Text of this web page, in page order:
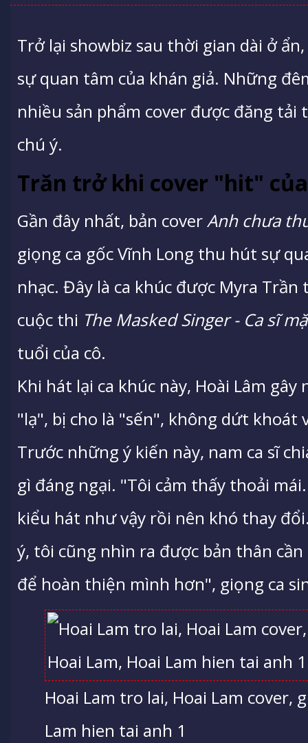
Trở lại showbiz sau thời gian dài ở
sự quan tâm của khán giả. Những
nhiều sản phẩm cover được đăng
chú ý.
Trăn trở khi cover "hit"
Gần đây nhất, bản coverAnh chưa
giọng ca gốc Vĩnh Long thu hút sự
nhạc. Đây là ca khúc được Myra
cuộc thi The Masked Singer - Ca sĩ
tuổi của cô.
Khi hát lại ca khúc này, Hoài Lâm
"lạ", bị cho là "sến", không dứt khoát
Trước những ý kiến này, nam ca sĩ
gì đáng ngại. "Tôi cảm thấy thoải
kiểu hát như vậy rồi nên khó thay
ý, tôi cũng nhìn ra được bản thân
để hoàn thiện mình hơn", giọng ca
Hoai Lam tro lai, Hoai Lam cover,
Lam hien tai anh 1